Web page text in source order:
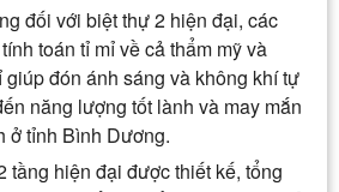
đối với biệt thự 2 hiện đại, các
toán tỉ mỉ về cả thẩm mỹ và
đón ánh sáng và không khí tự
năng lượng tốt lành và may mắn
ở tỉnh Bình Dương.
tầng hiện đại được thiết kế, tổng